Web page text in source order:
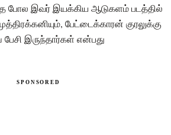
போல இவர் இயக்கிய ஆடுகளம் படத்தில்
பேட்டைக்காரன் குரலுக்கு
பேசி இருந்தார்கள் என்பது